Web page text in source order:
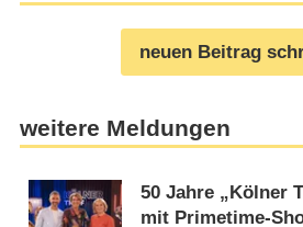
neuen Beitrag
weitere Meldungen
50 Jahre „Kölner
mit Primetime-